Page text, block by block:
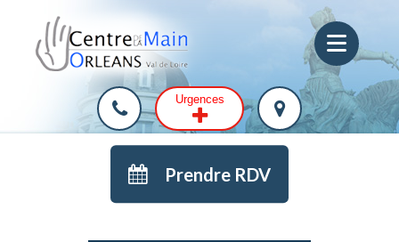
Urgences
Prendre RDV